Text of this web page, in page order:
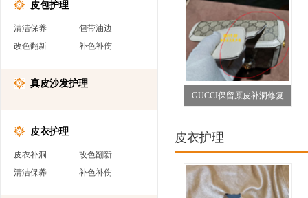
皮包护理
清洁保养
包带油边
改色翻新
补色补伤
真皮沙发护理
皮衣护理
皮衣补洞
改色翻新
清洁保养
补色补伤
GUCCI保留原皮补洞修复
皮衣护理